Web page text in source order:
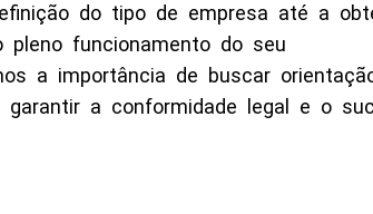
do tipo de empresa até a
funcionamento do seu
a importância de buscar
garantir a conformidade legal e o